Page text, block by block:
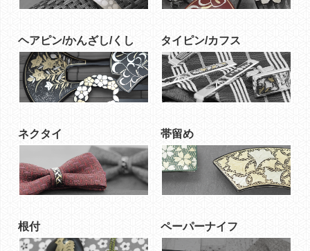
ヘアピン/かんざし/くし タイピン/カフス
ネクタイ 帯留め
根付 ペーパーナイフ